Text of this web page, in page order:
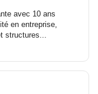
avec 10 ans
en entreprise,
structures...